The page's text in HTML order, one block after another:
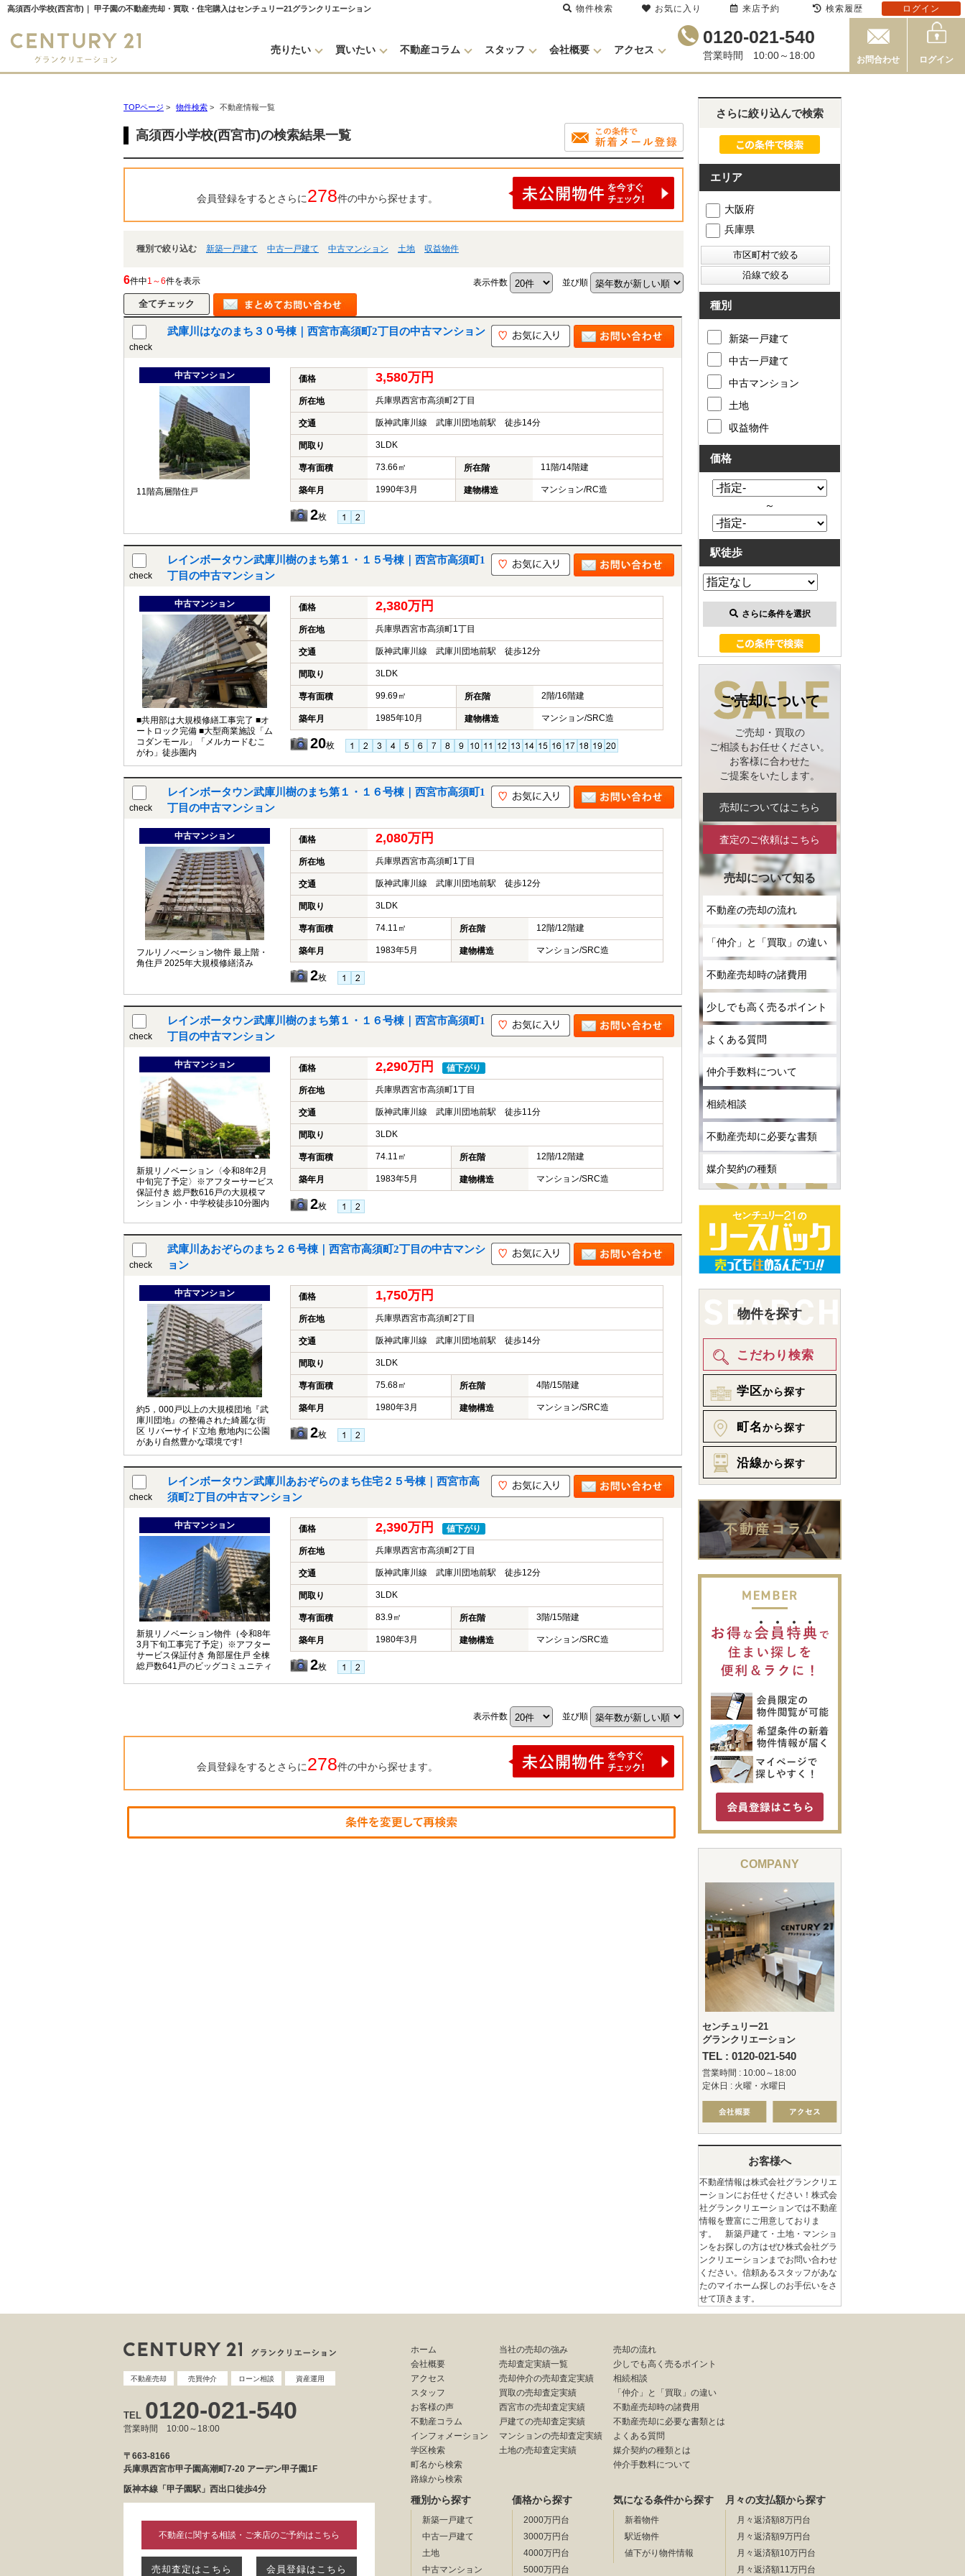
高須西小学校(西宮市)｜ 甲子園の不動産売却・買取・住宅購入はセンチュリー21グランクリエーション
売りたい 買いたい 不動産コラム スタッフ 会社概要 アクセス
0120-021-540
営業時間 10:00～18:00 お問合わせ ログイン
TOPページ > 物件検索 > 不動産情報一覧
高須西小学校(西宮市)の検索結果一覧
会員登録をするとさらに278件の中から探せます。
種別で絞り込む 新築一戸建て 中古一戸建て 中古マンション 土地 収益物件
6件中1～6件を表示 表示件数 並び順
check
武庫川はなのまち３０号棟｜西宮市高須町2丁目の中古マンション
中古マンション
11階高層階住戸
価格 3,580万円
所在地 兵庫県西宮市高須町2丁目
交通 阪神武庫川線 武庫川団地前駅 徒歩14分
間取り 3LDK
専有面積 73.66㎡ 所在階 11階/14階建
築年月 1990年3月 建物構造 マンション/RC造
2枚
check
レインボータウン武庫川樹のまち第１・１５号棟｜西宮市高須町1
丁目の中古マンション
中古マンション
■共用部は大規模修繕工事完了 ■オ
ートロック完備 ■大型商業施設「ム
コダンモール」「メルカードむこ
がわ」徒歩圏内
価格 2,380万円
所在地 兵庫県西宮市高須町1丁目
交通 阪神武庫川線 武庫川団地前駅 徒歩12分
間取り 3LDK
専有面積 99.69㎡ 所在階 2階/16階建
築年月 1985年10月 建物構造 マンション/SRC造
20枚
check
レインボータウン武庫川樹のまち第１・１６号棟｜西宮市高須町1
丁目の中古マンション
中古マンション
フルリノべーション物件 最上階・
角住戸 2025年大規模修繕済み
価格 2,080万円
所在地 兵庫県西宮市高須町1丁目
交通 阪神武庫川線 武庫川団地前駅 徒歩12分
間取り 3LDK
専有面積 74.11㎡ 所在階 12階/12階建
築年月 1983年5月 建物構造 マンション/SRC造
2枚
check
レインボータウン武庫川樹のまち第１・１６号棟｜西宮市高須町1
丁目の中古マンション
中古マンション
新規リノベーション〈令和8年2月
中旬完了予定〉※アフターサービス
保証付き 総戸数616戸の大規模マ
ンション 小・中学校徒歩10分圏内
価格 2,290万円 値下がり
所在地 兵庫県西宮市高須町1丁目
交通 阪神武庫川線 武庫川団地前駅 徒歩11分
間取り 3LDK
専有面積 74.11㎡ 所在階 12階/12階建
築年月 1983年5月 建物構造 マンション/SRC造
2枚
check
武庫川あおぞらのまち２６号棟｜西宮市高須町2丁目の中古マンシ
ョン
中古マンション
約5，000戸以上の大規模団地『武
庫川団地』の整備された綺麗な街
区 リバーサイド立地 敷地内に公園
があり自然豊かな環境です!
価格 1,750万円
所在地 兵庫県西宮市高須町2丁目
交通 阪神武庫川線 武庫川団地前駅 徒歩14分
間取り 3LDK
専有面積 75.68㎡ 所在階 4階/15階建
築年月 1980年3月 建物構造 マンション/SRC造
2枚
check
レインボータウン武庫川あおぞらのまち住宅２５号棟｜西宮市高
須町2丁目の中古マンション
中古マンション
新規リノベーション物件（令和8年
3月下旬工事完了予定）※アフター
サービス保証付き 角部屋住戸 全棟
総戸数641戸のビッグコミュニティ
価格 2,390万円 値下がり
所在地 兵庫県西宮市高須町2丁目
交通 阪神武庫川線 武庫川団地前駅 徒歩12分
間取り 3LDK
専有面積 83.9㎡ 所在階 3階/15階建
築年月 1980年3月 建物構造 マンション/SRC造
2枚
表示件数 並び順
会員登録をするとさらに278件の中から探せます。
さらに絞り込んで検索
エリア
大阪府
兵庫県
種別
新築一戸建て
中古一戸建て
中古マンション
土地
収益物件
価格
～
駅徒歩
さらに条件を選択
ご売却について
ご売却・買取の
ご相談もお任せください。
お客様に合わせた
ご提案をいたします。
売却についてはこちら
査定のご依頼はこちら
売却について知る
不動産の売却の流れ
「仲介」と「買取」の違い
不動産売却時の諸費用
少しでも高く売るポイント
よくある質問
仲介手数料について
相続相談
不動産売却に必要な書類
媒介契約の種類
物件を探す
こだわり検索
学区から探す
町名から探す
沿線から探す
COMPANY
センチュリー21
グランクリエーション
TEL : 0120-021-540
営業時間 : 10:00～18:00
定休日 : 火曜・水曜日
お客様へ
不動産情報は株式会社グランクリエ
ーションにお任せください！株式会
社グランクリエーションでは不動産
情報を豊富にご用意しておりま
す。 新築戸建て・土地・マンショ
ンをお探しの方はぜひ株式会社グラ
ンクリエーションまでお問い合わせ
ください。信頼あるスタッフがあな
たのマイホーム探しのお手伝いをさ
せて頂きます。
不動産売却 売買仲介 ローン相談 資産運用
TEL 0120-021-540
営業時間 10:00～18:00
〒663-8166
兵庫県西宮市甲子園高潮町7-20 アーデン甲子園1F
阪神本線「甲子園駅」西出口徒歩4分
不動産に関する相談・ご来店のご予約はこちら
売却査定はこちら 会員登録はこちら
ホーム
会社概要
アクセス
スタッフ
お客様の声
不動産コラム
インフォメーション
学区検索
町名から検索
路線から検索
当社の売却の強み
売却査定実績一覧
売却仲介の売却査定実績
買取の売却査定実績
西宮市の売却査定実績
戸建ての売却査定実績
マンションの売却査定実績
土地の売却査定実績
売却の流れ
少しでも高く売るポイント
相続相談
「仲介」と「買取」の違い
不動産売却時の諸費用
不動産売却に必要な書類とは
よくある質問
媒介契約の種類とは
仲介手数料について
種別から探す
新築一戸建て
中古一戸建て
土地
中古マンション
価格から探す
2000万円台
3000万円台
4000万円台
5000万円台
気になる条件から探す
新着物件
駅近物件
値下がり物件情報
月々の支払額から探す
月々返済額8万円台
月々返済額9万円台
月々返済額10万円台
月々返済額11万円台
物件検索 お気に入り 来店予約 検索履歴 ログイン